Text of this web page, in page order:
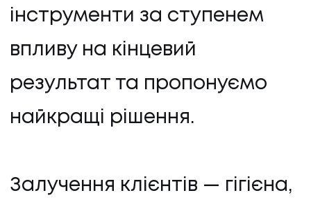
інструменти за ступенем
впливу на кінцевий
результат та пропонуємо
найкращі рішення.
Залучення клієнтів — гігієна,
ПОСЛУГИ
ПОСЛУГИ
КЕЙСИ
ПРО НАС